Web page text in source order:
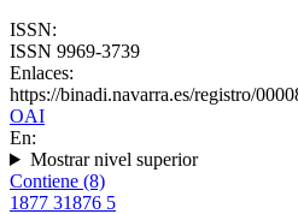
ISSN:
ISSN 9969-3739
Enlaces:
https://binadi.navarra.es/registro/
OAI
En:
Mostrar nivel superior
Contiene (8)
1877 31876 5